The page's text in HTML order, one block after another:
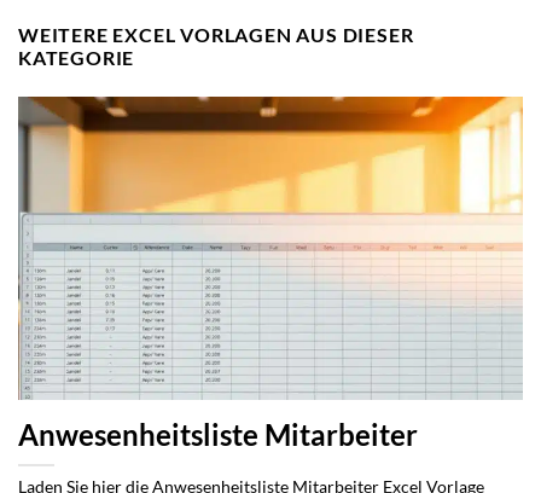
WEITERE EXCEL VORLAGEN AUS DIESER
KATEGORIE
Anwesenheitsliste Mitarbeiter
Laden Sie hier die Anwesenheitsliste Mitarbeiter Excel Vorlage